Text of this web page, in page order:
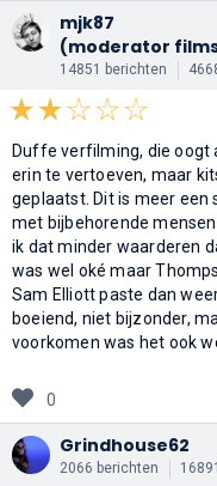
mjk87
(moderator
14851 berichten
Duffe verfilming, die oogt
erin te vertoeven, maar
geplaatst. Dit is meer een
met bijbehorende
ik dat minder waarderen
was wel oké maar
Sam Elliott paste dan
boeiend, niet bijzonder,
voorkomen was het ook
0
Grindhouse62
2066 berichten